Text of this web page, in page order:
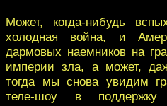
Может, когда-нибудь
холодная война, и
дармовых наемников на
империи зла, а может,
тогда мы снова увидим
теле-шоу в